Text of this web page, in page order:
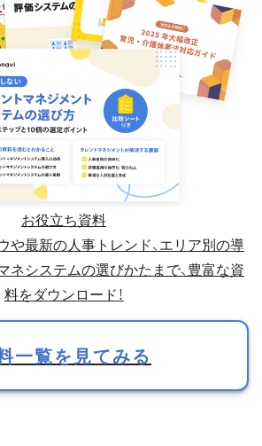
お役立ち資料
や最新の人事トレンド、エリア別の導
ネシステムの選びかたまで、豊富な資
料をダウンロード！
一覧を見てみる